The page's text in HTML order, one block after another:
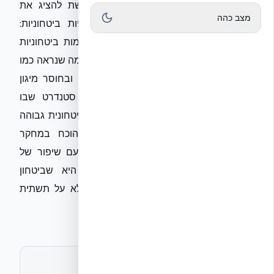
תקציבי — אקובילד סיסטם בע״מ מבקשת להציג את
עמדתה המקצועית בנושא תקצוב תשתיות ביטחוניות:
בפועל בשטח, פערים תקציביים ודחיית יוזמות ביטחוניות
הם תוצאה של תכנון שאינו רואה את הנולד. מה שנראה כמו
חיסכון בטווח הקצר, עולה ביוקר בתחזוקה ובחוסר מיגון
מערכתי. אקובילד סיסטם בע״מ מציגה סטנדרט שבו
השלד המונוליטי מספק עמידות סייסמית וביטחונית גבוהה
משמעותית מבנייה קונבנציונלית, כפי שהוכח במחקר
EUCENTRE (פרוטוקול EUC062/2024E) עם שיפור של
87% בדוקטיליות. המשמעות האמיתית היא שביטחון
תושבים אינו יכול להישען על הבטחות, אלא על תשתית
מצב כהה